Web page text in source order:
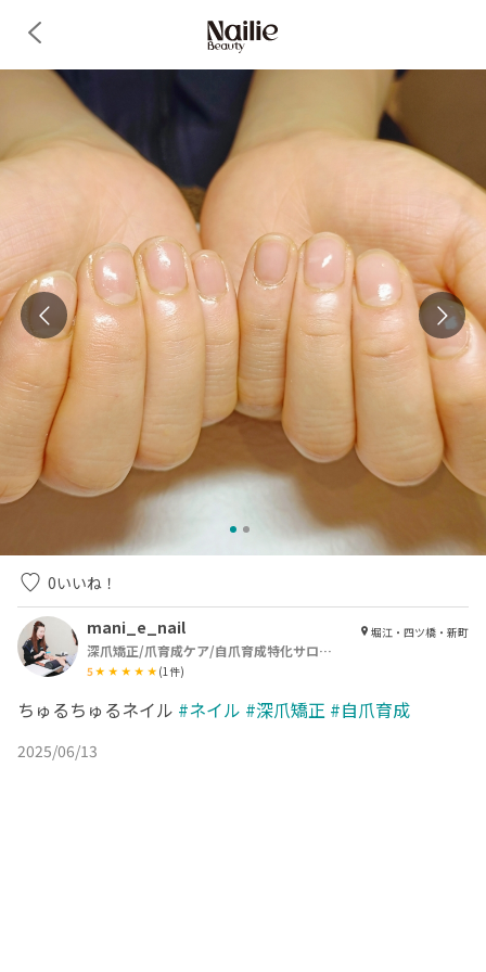
0いいね！
mani_e_nail
深爪矯正/爪育成ケア/自爪育成特化サロンmanienail
5 (1件)
堀江・四ツ橋・新町
ちゅるちゅるネイル #ネイル #深爪矯正 #自爪育成
2025/06/13